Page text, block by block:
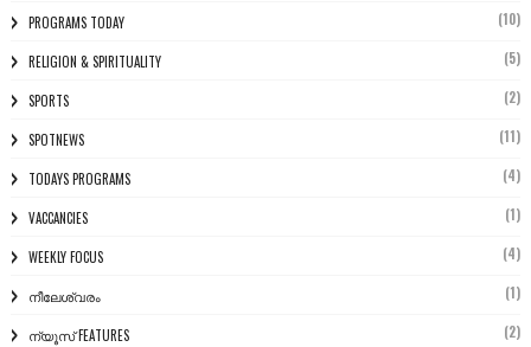
PROGRAMS TODAY (10)
RELIGION & SPIRITUALITY (5)
SPORTS (2)
SPOTNEWS (11)
TODAYS PROGRAMS (4)
VACCANCIES (1)
WEEKLY FOCUS (4)
നീലേശ്വരം (1)
ന്യൂസ് FEATURES (2)